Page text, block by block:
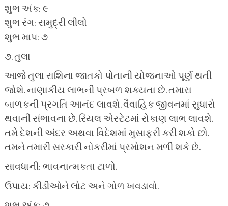
શુભ અંક: ૯
શુભ રંગ: સમુદ્રી લીલો
શુભ માપ: ૭
૭. તુલા
આજે તુલા રાશિના જાતકો પોતાની યોજનાઓ પૂર્ણ થતી
જોશે. નાણાકીય લાભની પ્રબળ શક્યતા છે. તમારા
બાળકની પ્રગતિ આનંદ લાવશે. વૈવાહિક જીવનમાં સુધારો
થવાની સંભાવના છે. રિયલ એસ્ટેટમાં રોકાણ લાભ લાવશે.
તમે દેશની અંદર અથવા વિદેશમાં મુસાફરી કરી શકો છો.
તમને તમારી સરકારી નોકરીમાં પ્રમોશન મળી શકે છે.
સાવધાની: ભાવનાત્મકતા ટાળો.
ઉપાય: કીડીઓને લોટ અને ગોળ ખવડાવો.